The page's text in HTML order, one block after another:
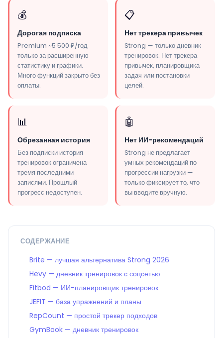
💰
Дорогая подписка
Premium ~5 500 ₽/год
только за расширенную
статистику и графики.
Много функций закрыто без
оплаты.
📋
Нет трекера привычек
Strong — только дневник
тренировок. Нет трекера
привычек, планировщика
задач или постановки
целей.
📊
Обрезанная история
Без подписки история
тренировок ограничена
тремя последними
записями. Прошлый
прогресс недоступен.
🤖
Нет ИИ-рекомендаций
Strong не предлагает
умных рекомендаций по
прогрессии нагрузки —
только фиксирует то, что
вы вводите вручную.
СОДЕРЖАНИЕ
Brite — лучшая альтернатива Strong 2026
Hevy — дневник тренировок с соцсетью
Fitbod — ИИ-планировщик тренировок
JEFIT — база упражнений и планы
RepCount — простой трекер подходов
GymBook — дневник тренировок